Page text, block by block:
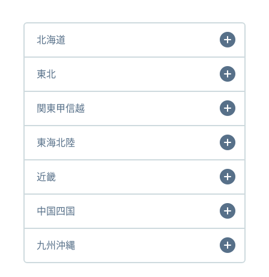
北海道
東北
関東甲信越
東海北陸
近畿
中国四国
九州沖縄